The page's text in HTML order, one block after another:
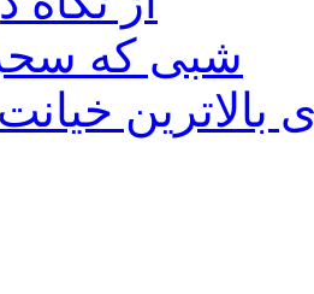
شبی که